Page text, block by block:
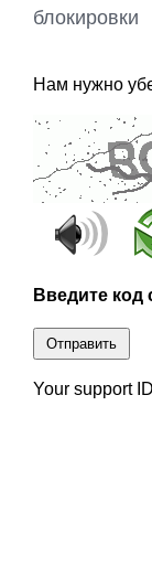
блокировки
Нам нужно
Введите код
Отправить
Your support